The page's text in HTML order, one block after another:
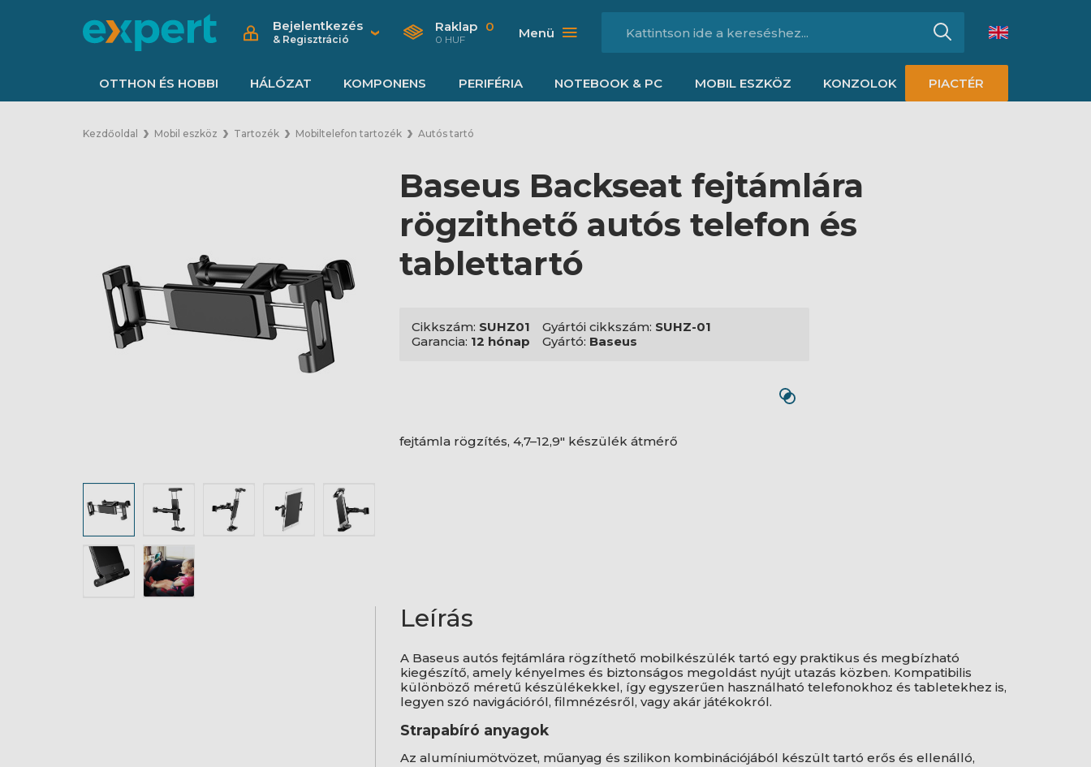
Bejelentkezés
& Regisztráció
Raklap 0
0 HUF Menü
OTTHON ÉS HOBBI HÁLÓZAT KOMPONENS PERIFÉRIA NOTEBOOK & PC MOBIL ESZKÖZ KONZOLOK PIACTÉR
Kezdőoldal Mobil eszköz Tartozék Mobiltelefon tartozék Autós tartó
Baseus Backseat fejtámlára
rögzithető autós telefon és
tablettartó
Cikkszám: SUHZ01 Gyártói cikkszám: SUHZ-01
Garancia: 12 hónap Gyártó: Baseus
fejtámla rögzítés, 4,7–12,9" készülék átmérő
Leírás
A Baseus autós fejtámlára rögzíthető mobilkészülék tartó egy praktikus és megbízható
kiegészítő, amely kényelmes és biztonságos megoldást nyújt utazás közben. Kompatibilis
különböző méretű készülékekkel, így egyszerűen használható telefonokhoz és tabletekhez is,
legyen szó navigációról, filmnézésről, vagy akár játékokról.
Strapabíró anyagok
Az alumíniumötvözet, műanyag és szilikon kombinációjából készült tartó erős és ellenálló,